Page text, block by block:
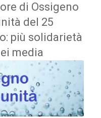
di Ossigeno
del 25
più solidarietà
media